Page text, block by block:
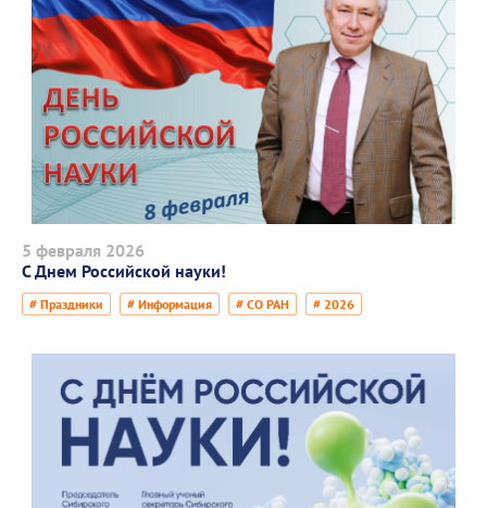
5 февраля 2026
С Днем Российской науки!
# Праздники # Информация # СО РАН # 2026